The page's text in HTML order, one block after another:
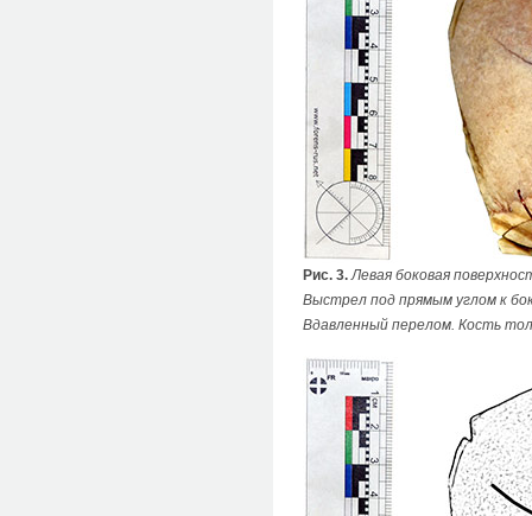
Рис. 3. Левая боковая
Выстрел под прямым углом к
Вдавленный перелом. Кость